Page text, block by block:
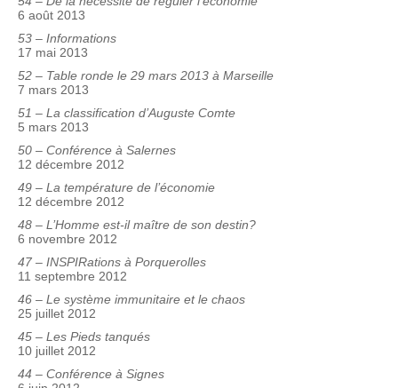
6 août 2013
53 – Informations
17 mai 2013
52 – Table ronde le 29 mars 2013 à Marseille
7 mars 2013
51 – La classification d’Auguste Comte
5 mars 2013
50 – Conférence à Salernes
12 décembre 2012
49 – La température de l’économie
12 décembre 2012
48 – L’Homme est-il maître de son destin?
6 novembre 2012
47 – INSPIRations à Porquerolles
11 septembre 2012
46 – Le système immunitaire et le chaos
25 juillet 2012
45 – Les Pieds tanqués
10 juillet 2012
44 – Conférence à Signes